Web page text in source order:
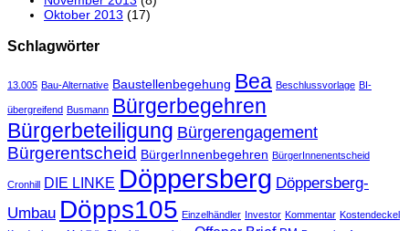
Oktober 2013 (17)
Schlagwörter
13.005 Bau-Alternative Baustellenbegehung Bea Beschlussvorlage BI-
übergreifend Busmann Bürgerbegehren
Bürgerbeteiligung Bürgerengagement
Bürgerentscheid BürgerInnenbegehren BürgerInnenentscheid
Cronhill DIE LINKE Döppersberg Döppersberg-
Umbau Döpps105 Einzelhändler Investor Kommentar Kostendeckel